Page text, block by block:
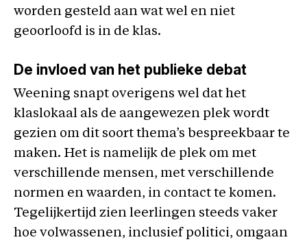
worden gesteld aan wat wel en niet
geoorloofd is in de klas.
De invloed van het publieke debat
Weening snapt overigens wel dat het
klaslokaal als de aangewezen plek wordt
gezien om dit soort thema’s bespreekbaar te
maken. Het is namelijk de plek om met
verschillende mensen, met verschillende
normen en waarden, in contact te komen.
Tegelijkertijd zien leerlingen steeds vaker
hoe volwassenen, inclusief politici, omgaan